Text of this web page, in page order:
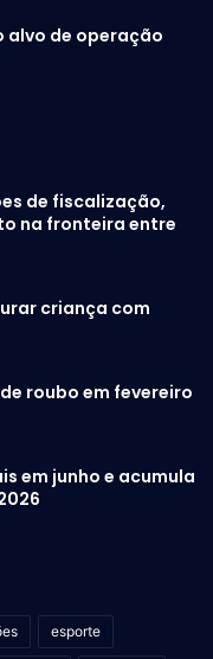
alvo de operação
de fiscalização,
na fronteira entre
criança com
roubo em fevereiro
em junho e acumula
esporte